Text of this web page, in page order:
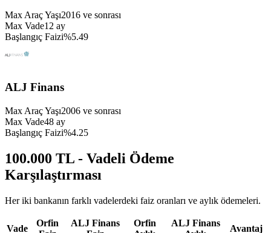
Max Araç Yaşı2016 ve sonrası
Max Vade12 ay
Başlangıç Faizi%5.49
ALJ Finans
Max Araç Yaşı2006 ve sonrası
Max Vade48 ay
Başlangıç Faizi%4.25
100.000 TL - Vadeli Ödeme
Karşılaştırması
Her iki bankanın farklı vadelerdeki faiz oranları ve aylık ödemeleri.
Vade
Orfin
ALJ Finans
Orfin
ALJ Finans
Avantaj